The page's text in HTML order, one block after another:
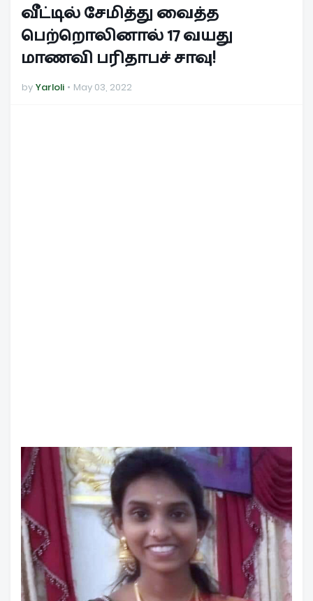
வீட்டில் சேமித்து வைத்த
பெற்றொலினால் 17 வயது
மாணவி பரிதாபச் சாவு!
by Yarloli May 03, 2022